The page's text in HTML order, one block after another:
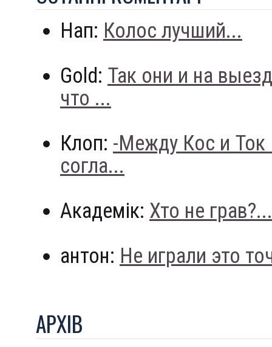
Нап: Колос лучший...
Gold: Так они и на
что ...
Клоп: -Между Кос и
согла...
Академік: Хто не грав?...
антон: Не играли это
АРХIВ